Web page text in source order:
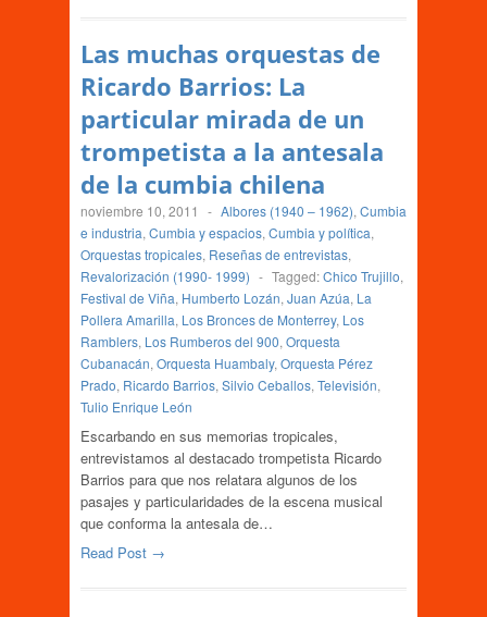
Las muchas orquestas de
Ricardo Barrios: La
particular mirada de un
trompetista a la antesala
de la cumbia chilena
noviembre 10, 2011 - Albores (1940 – 1962), Cumbia
e industria, Cumbia y espacios, Cumbia y política,
Orquestas tropicales, Reseñas de entrevistas,
Revalorización (1990- 1999) - Tagged:Chico Trujillo,
Festival de Viña, Humberto Lozán, Juan Azúa, La
Pollera Amarilla, Los Bronces de Monterrey, Los
Ramblers, Los Rumberos del 900, Orquesta
Cubanacán, Orquesta Huambaly, Orquesta Pérez
Prado, Ricardo Barrios, Silvio Ceballos, Televisión,
Tulio Enrique León
Escarbando en sus memorias tropicales,
entrevistamos al destacado trompetista Ricardo
Barrios para que nos relatara algunos de los
pasajes y particularidades de la escena musical
que conforma la antesala de…
Read Post →